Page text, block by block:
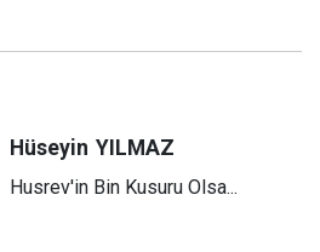
Hüseyin YILMAZ
Husrev'in Bin Kusuru Olsa...